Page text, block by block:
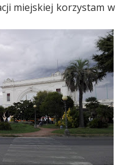
miejskiej korzystam w